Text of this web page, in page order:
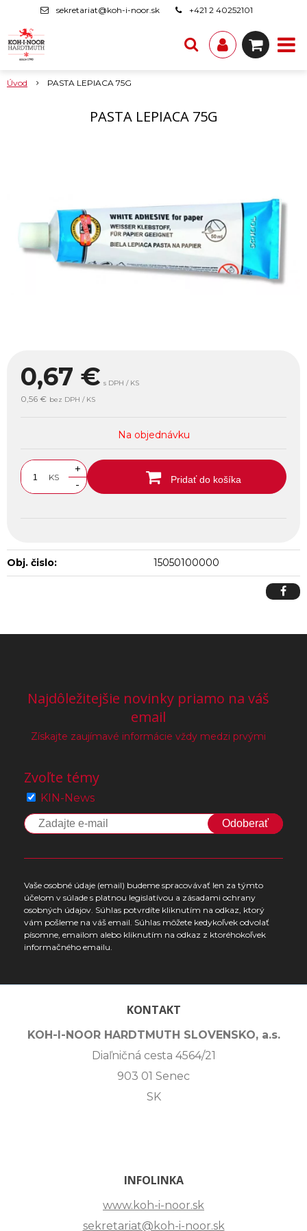
sekretariat@koh-i-noor.sk +421 2 40252101
Úvod PASTA LEPIACA 75G
PASTA LEPIACA 75G
0,67 € s DPH / KS
0,56 € bez DPH / KS
Na objednávku
KS
+
-
Pridať do košíka
Obj. čislo: 15050100000
Najdôležitejšie novinky priamo na váš
email
Získajte zaujímavé informácie vždy medzi prvými
Zvoľte témy
KIN-News
Odoberať
Vaše osobné údaje (email) budeme spracovávať len za týmto
účelom v súlade s platnou legislatívou a zásadami ochrany
osobných údajov. Súhlas potvrdíte kliknutím na odkaz, ktorý
vám pošleme na váš email. Súhlas môžete kedykoľvek odvolať
písomne, emailom alebo kliknutím na odkaz z ktoréhokoľvek
informačného emailu.
KONTAKT
KOH-I-NOOR HARDTMUTH SLOVENSKO, a.s.
Diaľničná cesta 4564/21
903 01 Senec
SK
INFOLINKA
www.koh-i-noor.sk
sekretariat@koh-i-noor.sk